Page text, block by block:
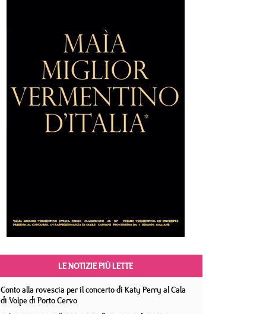
LE NOTIZIE PIÙ LETTE
Conto alla rovescia per il concerto di Katy Perry al Cala
di Volpe di Porto Cervo